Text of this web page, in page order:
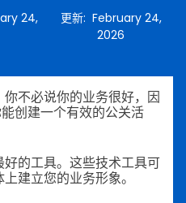
24,
更新: February 24,
2026
不必说你的业务很好，因
创建一个有效的公关活
的工具。这些技术工具可
建立您的业务形象。